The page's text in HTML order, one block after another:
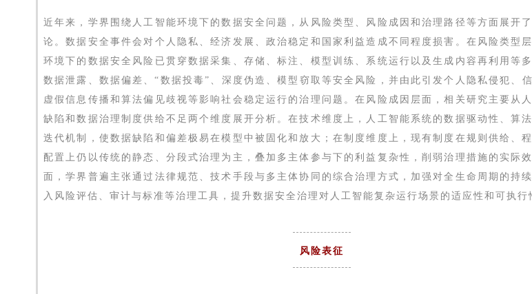
近年来，学界围绕人工智能环境下的数据安全问题，从风险类型、风险成因和治理路径等方面展开
论。数据安全事件会对个人隐私、经济发展、政治稳定和国家利益造成不同程度损害。在风险类型
环境下的数据安全风险已贯穿数据采集、存储、标注、模型训练、系统运行以及生成内容再利用等
数据泄露、数据偏差、“数据投毒”、深度伪造、模型窃取等安全风险，并由此引发个人隐私侵犯、信
虚假信息传播和算法偏见歧视等影响社会稳定运行的治理问题。在风险成因层面，相关研究主要从
缺陷和数据治理制度供给不足两个维度展开分析。在技术维度上，人工智能系统的数据驱动性、算
迭代机制，使数据缺陷和偏差极易在模型中被固化和放大；在制度维度上，现有制度在规则供给、
配置上仍以传统的静态、分段式治理为主，叠加多主体参与下的利益复杂性，削弱治理措施的实际
面，学界普遍主张通过法律规范、技术手段与多主体协同的综合治理方式，加强对全生命周期的持续
入风险评估、审计与标准等治理工具，提升数据安全治理对人工智能复杂运行场景的适应性和可执行
风险表征